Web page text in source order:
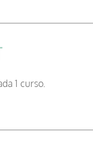
1 curso.